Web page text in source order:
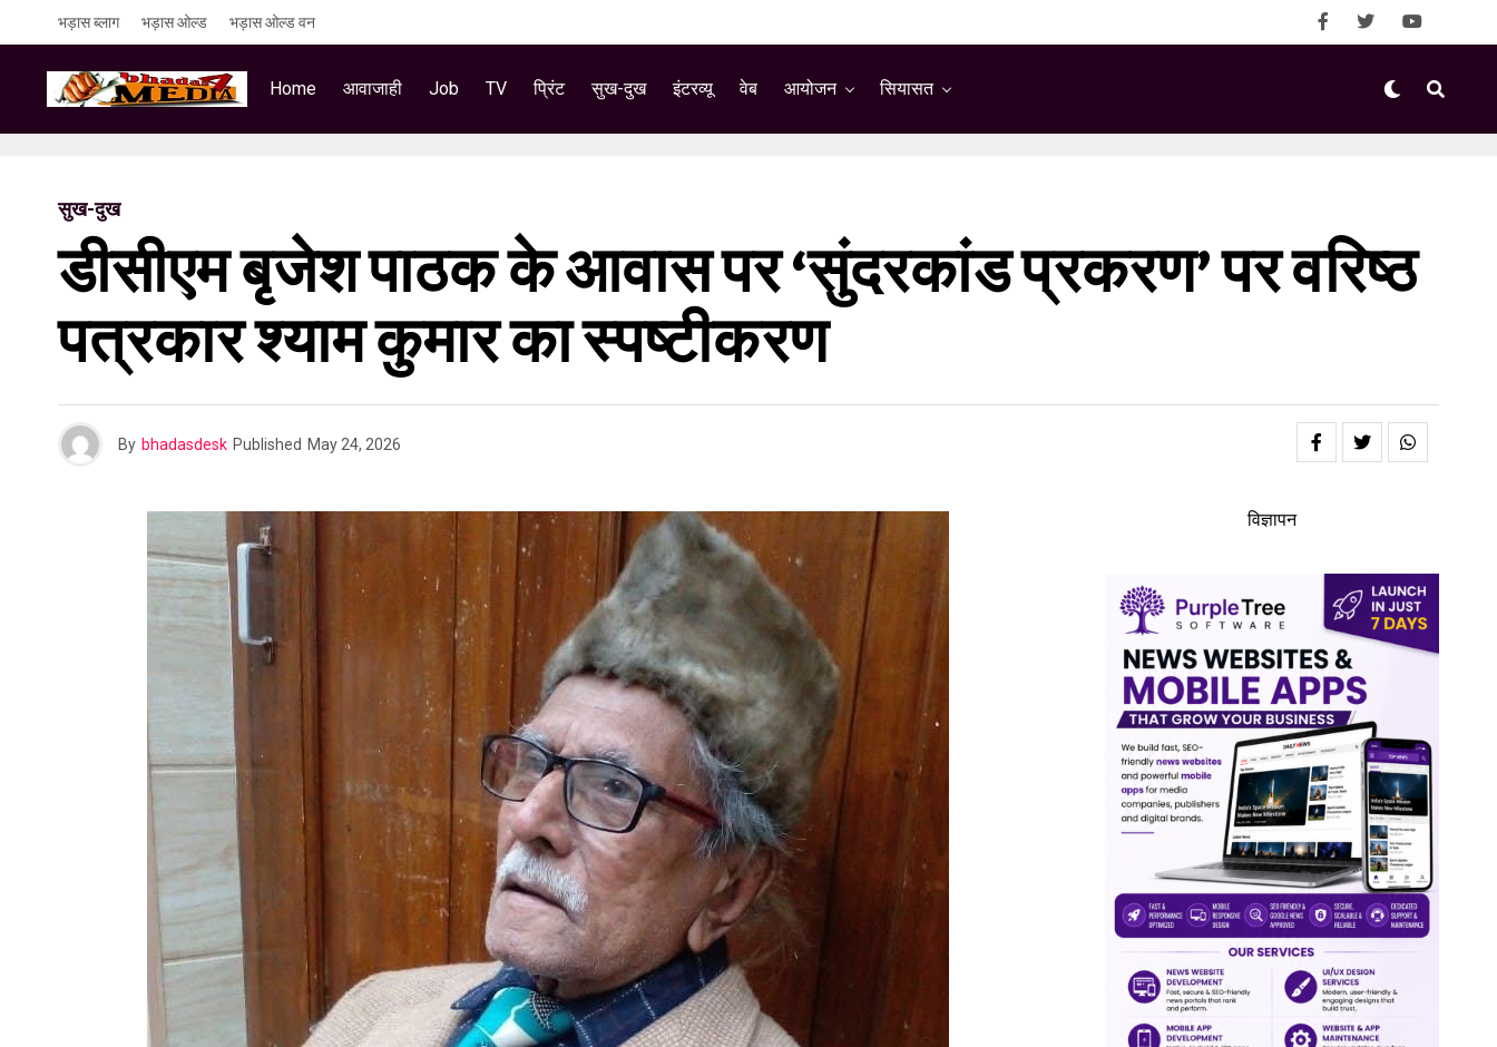
भड़ास ब्लाग भड़ास ओल्ड भड़ास ओल्ड वन
Home आवाजाही Job TV प्रिंट सुख-दुख इंटरव्यू वेब आयोजन सियासत
सुख-दुख
डीसीएम बृजेश पाठक के आवास पर ‘सुंदरकांड प्रकरण’ पर वरिष्ठ
पत्रकार श्याम कुमार का स्पष्टीकरण
By bhadasdesk Published May 24, 2026
विज्ञापन